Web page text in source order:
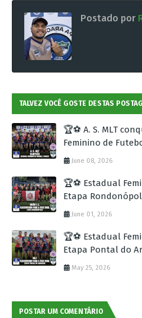
Postado por
TALVEZ VOCÊ GOSTE DESTAS
🏆⚽ A. S. MLT
Feminino de
June 08, 2026
🏆⚽ Estadual
Etapa
June 01, 2026
🏆⚽ Estadual
Etapa Pontal do
May 25, 2026
POSTAR UM COMENTÁRIO